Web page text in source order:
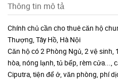
Thông tin mô tả
Chính chủ cần cho thuê căn hộ
Thượng, Tây Hồ, Hà Nội
Căn hộ có 2 Phòng Ngủ, 2 vệ sinh,
hòa, nóng lạnh, tủ bếp, rèm cửa...,
Ciputra, tiện để ở, văn phòng, phí